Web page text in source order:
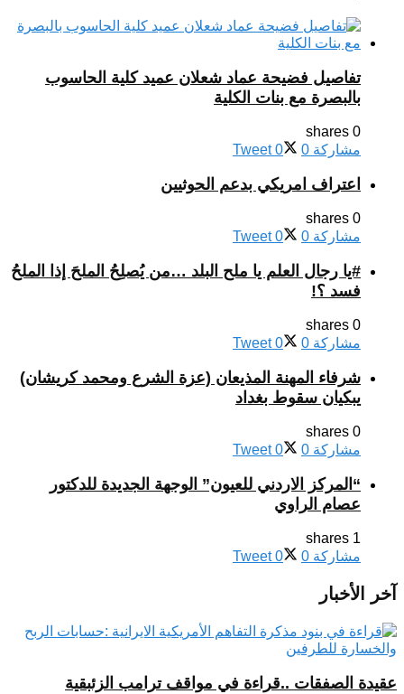
تفاصيل فضيحة عماد شعلان عميد كلية الحاسوب
بالبصرة مع بنات الكلية
0 shares
مشاركة 0
Tweet 0
اعتراف امريكي بدعم الحوثيين
0 shares
مشاركة 0
Tweet 0
#يا رجال العلم يا ملح البلد …من يُصلِحُ الملحَ إذا الملحُ
فسد ؟!
0 shares
مشاركة 0
Tweet 0
شرفاء المهنة المذيعان (عزة الشرع ومحمد كريشان)
يبكيان سقوط بغداد
0 shares
مشاركة 0
Tweet 0
“المركز الاردني للعيون” الوجهة الجديدة للدكتور
عصام الراوي
1 shares
مشاركة 0
Tweet 0
آخر الأخبار
عقيدة الصفقات ..قراءة في مواقف ترامب الزئبقية